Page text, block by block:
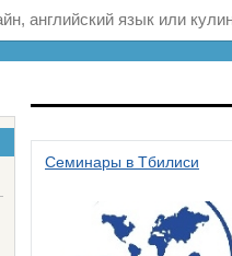
Семинары в Тбилиси